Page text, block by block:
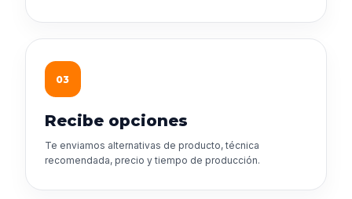
03
Recibe opciones
Te enviamos alternativas de producto, técnica
recomendada, precio y tiempo de producción.